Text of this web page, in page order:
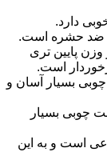
دارد.
ضد حشره است.
پایین تری
است.
بسیار آسان و
چوبی بسیار
است و به این